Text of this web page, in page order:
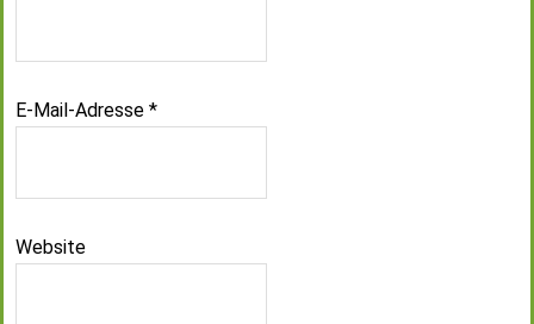
E-Mail-Adresse *
Website